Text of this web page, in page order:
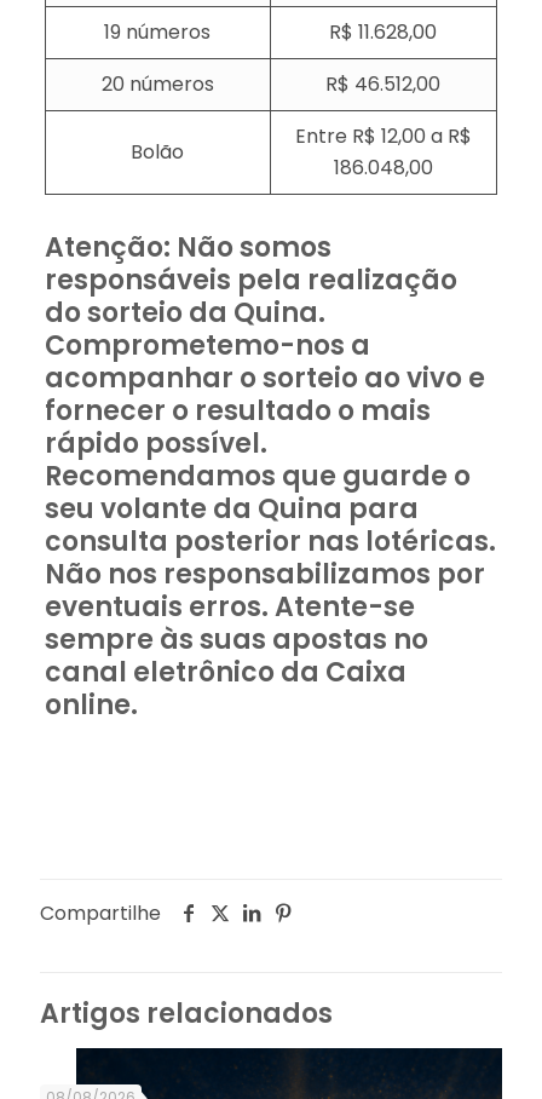
19 números
R$ 11.628,00
20 números
R$ 46.512,00
Bolão
Entre R$ 12,00 a R$
186.048,00
Atenção: Não somos
responsáveis pela realização
do sorteio da Quina.
Comprometemo-nos a
acompanhar o sorteio ao vivo e
fornecer o resultado o mais
rápido possível.
Recomendamos que guarde o
seu volante da Quina para
consulta posterior nas lotéricas.
Não nos responsabilizamos por
eventuais erros. Atente-se
sempre às suas apostas no
canal eletrônico da Caixa
online.
Compartilhe
Artigos relacionados